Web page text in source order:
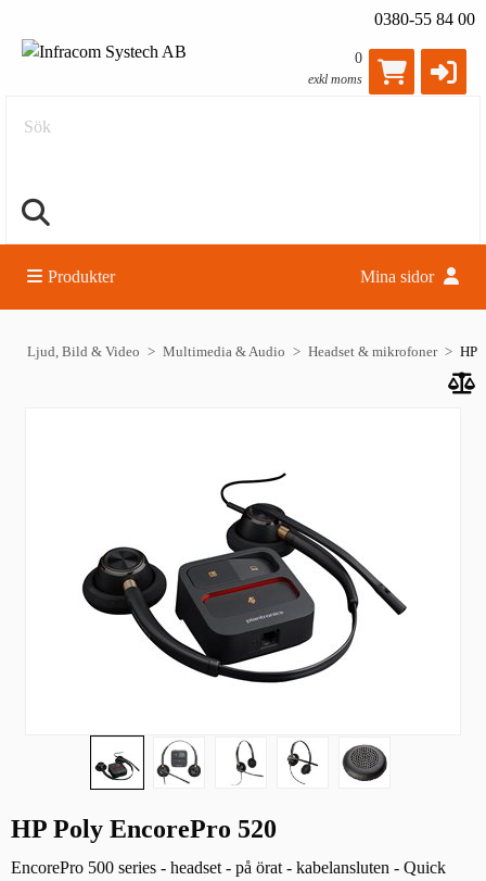
0380-55 84 00
0
exkl moms
Sök
Produkter Mina sidor
Ljud, Bild & Video Multimedia & Audio Headset & mikrofoner HP
HP Poly EncorePro 520
EncorePro 500 series - headset - på örat - kabelansluten - Quick